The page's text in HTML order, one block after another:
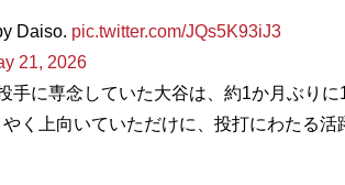
Daiso. pic.twitter.com/JQs5K93iJ3
21, 2026
に専念していた大谷は、約1か月ぶりに
く上向いていただけに、投打にわたる活